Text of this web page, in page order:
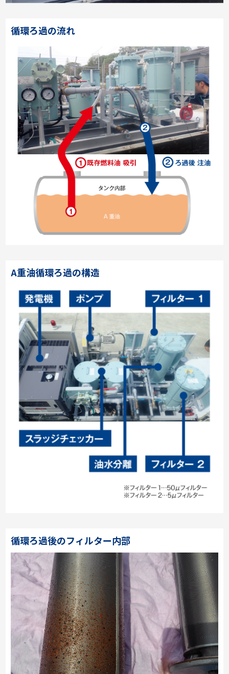
循環ろ過の流れ
A重油循環ろ過の構造
循環ろ過後のフィルター内部